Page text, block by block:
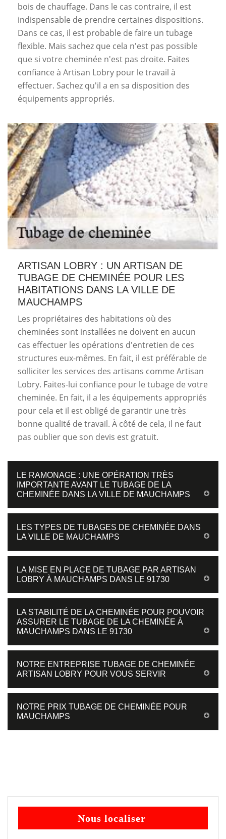
bois de chauffage. Dans le cas contraire, il est
indispensable de prendre certaines dispositions.
Dans ce cas, il est probable de faire un tubage
flexible. Mais sachez que cela n'est pas possible
que si votre cheminée n'est pas droite. Faites
confiance à Artisan Lobry pour le travail à
effectuer. Sachez qu'il a en sa disposition des
équipements appropriés.
ARTISAN LOBRY : UN ARTISAN DE
TUBAGE DE CHEMINÉE POUR LES
HABITATIONS DANS LA VILLE DE
MAUCHAMPS
Les propriétaires des habitations où des
cheminées sont installées ne doivent en aucun
cas effectuer les opérations d'entretien de ces
structures eux-mêmes. En fait, il est préférable de
solliciter les services des artisans comme Artisan
Lobry. Faites-lui confiance pour le tubage de votre
cheminée. En fait, il a les équipements appropriés
pour cela et il est obligé de garantir une très
bonne qualité de travail. À côté de cela, il ne faut
pas oublier que son devis est gratuit.
LE RAMONAGE : UNE OPÉRATION TRÈS
IMPORTANTE AVANT LE TUBAGE DE LA
CHEMINÉE DANS LA VILLE DE MAUCHAMPS
LES TYPES DE TUBAGES DE CHEMINÉE DANS
LA VILLE DE MAUCHAMPS
LA MISE EN PLACE DE TUBAGE PAR ARTISAN
LOBRY À MAUCHAMPS DANS LE 91730
LA STABILITÉ DE LA CHEMINÉE POUR POUVOIR
ASSURER LE TUBAGE DE LA CHEMINÉE À
MAUCHAMPS DANS LE 91730
NOTRE ENTREPRISE TUBAGE DE CHEMINÉE
ARTISAN LOBRY POUR VOUS SERVIR
NOTRE PRIX TUBAGE DE CHEMINÉE POUR
MAUCHAMPS
Nous localiser